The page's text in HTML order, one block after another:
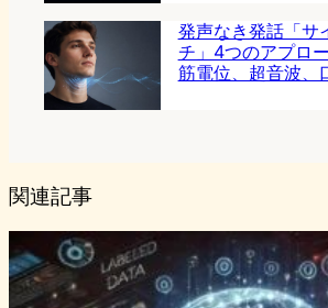
発声なき発話「サ
チ」4つのアプロ
筋電位、超音波、
関連記事